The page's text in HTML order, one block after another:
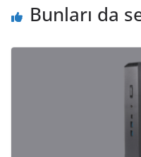
Bunları da